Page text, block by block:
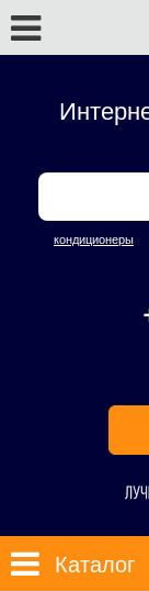
кондиционеры
Каталог